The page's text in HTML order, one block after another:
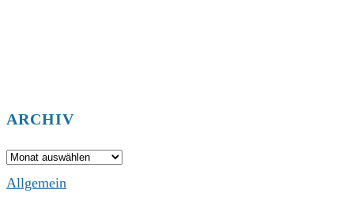
ARCHIV
Archiv
Allgemein